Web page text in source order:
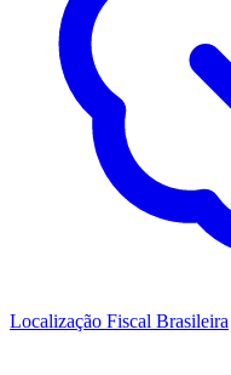
Localização Fiscal Brasileira